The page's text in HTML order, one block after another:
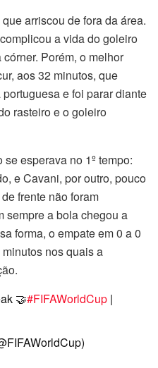
arriscou de fora da área.
a vida do goleiro
Porém, o melhor
aos 32 minutos, que
e foi parar diante
rasteiro e o goleiro
esperava no 1º tempo:
e Cavani, por outro, pouco
frente não foram
sempre a bola chegou a
forma, o empate em 0 a 0
nos quais a
🤝#FIFAWorldCup |